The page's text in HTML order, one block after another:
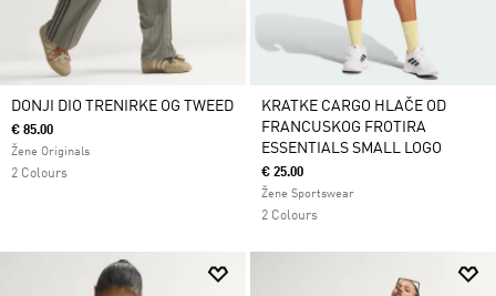
DONJI DIO TRENIRKE OG TWEED
€ 85.00
Žene Originals
2 Colours
KRATKE CARGO HLAČE OD
FRANCUSKOG FROTIRA
ESSENTIALS SMALL LOGO
€ 25.00
Žene Sportswear
2 Colours